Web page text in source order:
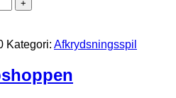
Kategori: Afkrydsningsspil